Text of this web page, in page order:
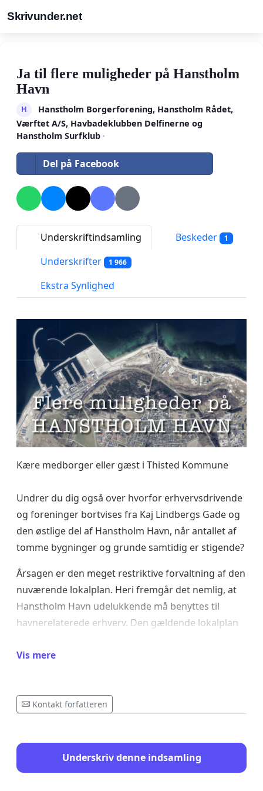
Skrivunder.net
Ja til flere muligheder på Hanstholm
Havn
H
Hanstholm Borgerforening, Hanstholm Rådet,
Værftet A/S, Havbadeklubben Delfinerne og
Hanstholm Surfklub ·
Del på Facebook
Underskriftindsamling Beskeder 1
Underskrifter 1 966
Ekstra Synlighed
Kære medborger eller gæst i Thisted Kommune
Undrer du dig også over hvorfor erhvervsdrivende
og foreninger bortvises fra Kaj Lindbergs Gade og
den østlige del af Hanstholm Havn, når antallet af
tomme bygninger og grunde samtidig er stigende?
Årsagen er den meget restriktive forvaltning af den
nuværende lokalplan. Heri fremgår det nemlig, at
Hanstholm Havn udelukkende må benyttes til
havnerelaterede erhverv. Den gældende lokalplan
positivt til handelslivet, turismen, fritidslivet og
Skriv under her, hvis du også ønsker, at den
kan finde sted i Kaj Lindbergs Gade og i den
nordøstlige del af Hanstholm Havn.
Vis mere
Kontakt forfatteren
Underskriv denne indsamling